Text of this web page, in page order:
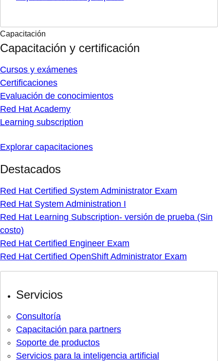
Capacitación
Capacitación y certificación
Cursos y exámenes
Certificaciones
Evaluación de conocimientos
Red Hat Academy
Learning subscription
Explorar capacitaciones
Destacados
Red Hat Certified System Administrator Exam
Red Hat System Administration I
Red Hat Learning Subscription- versión de prueba (Sin
costo)
Red Hat Certified Engineer Exam
Red Hat Certified OpenShift Administrator Exam
Servicios
Consultoría
Capacitación para partners
Soporte de productos
Servicios para la inteligencia artificial